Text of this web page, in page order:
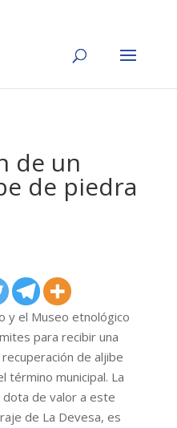
de un
de piedra
y el Museo etnológico
para recibir una
de aljibe
término municipal. La
de valor a este
de La Devesa, es